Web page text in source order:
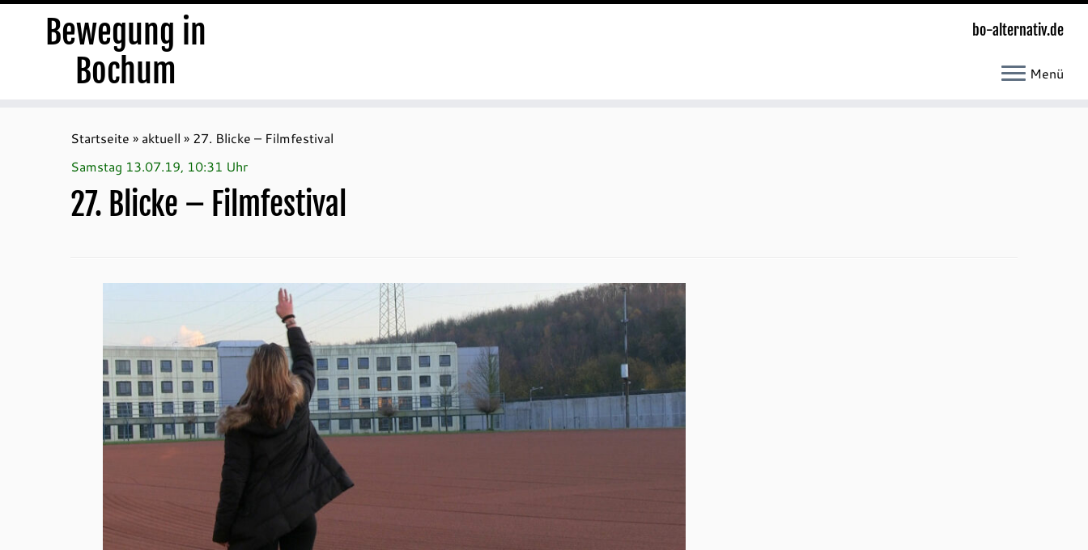
Bewegung in
Bochum
bo-alternativ.de
Menü
Startseite » aktuell » 27. Blicke – Filmfestival
Samstag 13.07.19, 10:31 Uhr
27. Blicke – Filmfestival